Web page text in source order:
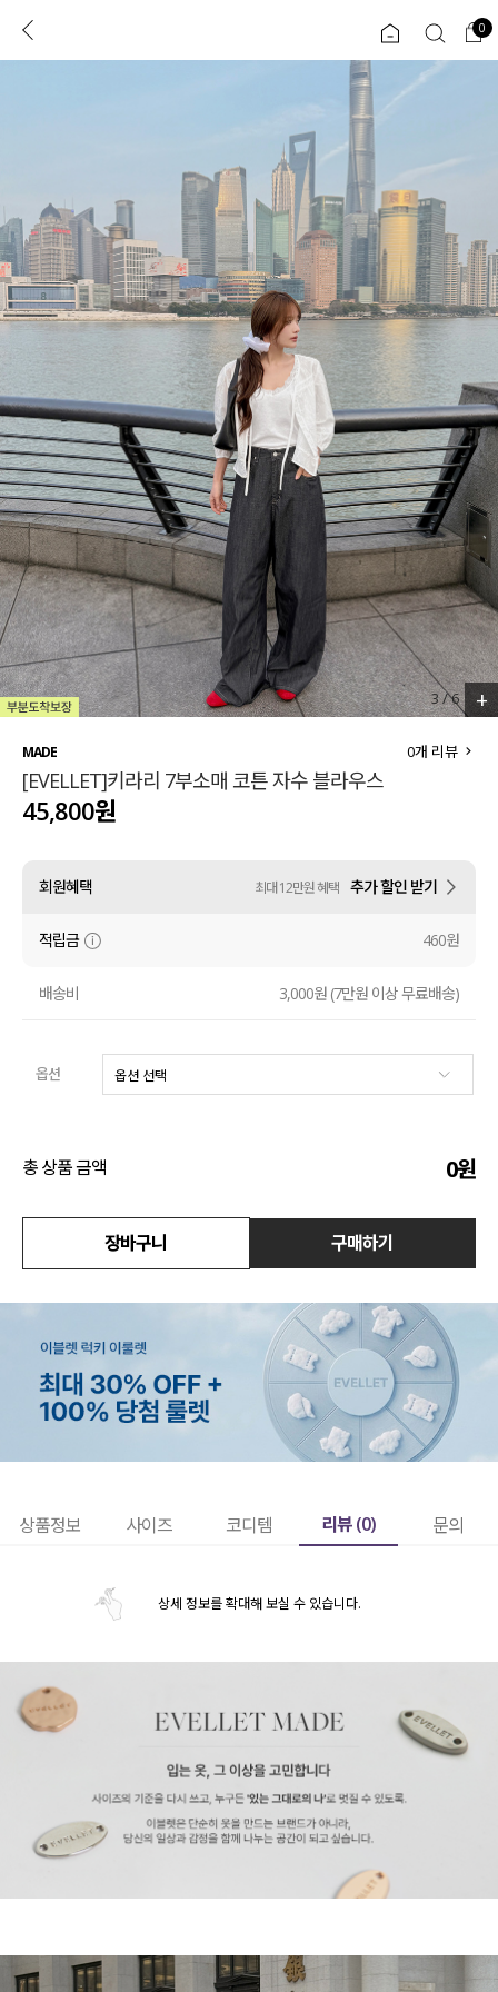
로그인 0
ENG
JP
리뷰 & 혜택 플러스핏 회원혜택
CATEGORY COMMUNITY
도착보장⚡
신상 5%
베스트
MADE
세트할인 ~30%
하객룩
살안타템
110사이즈
티셔츠
셔츠
원피스
니트
ALL
익스클루시브
아우터
티셔츠
니트
블라우스
원피스
팬츠
스커트
언더웨어
0
4/6 +
MADE
[EVELLET]키라리 7부소매 코튼 자수 블라우스
0개 리뷰
45,800원
회원혜택 최대 12만원 혜택 추가 할인 받기
적립금 460원
배송비 3,000원 (7만원 이상 무료배송)
옵션
총 상품 금액 0원
장바구니 구매하기
상품정보 사이즈 코디템 리뷰 (0) 문의
상세 정보를 확대해 보실 수 있습니다.